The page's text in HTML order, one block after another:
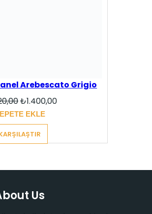
Arebescato Grigio
Orijinal
₺1.820,00.
₺1.400,00Şu
EKLE
Us